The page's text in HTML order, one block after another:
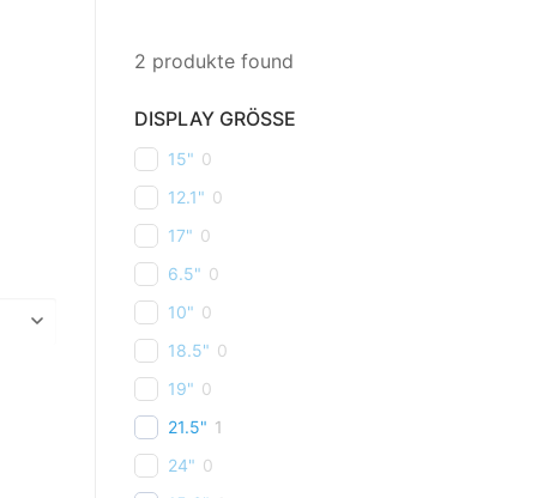
2 produkte found
DISPLAY GRÖSSE
15" 0
12.1" 0
17" 0
6.5" 0
10" 0
18.5" 0
19" 0
21.5" 1
24" 0